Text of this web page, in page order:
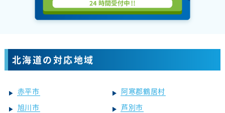
北海道の対応地域
赤平市
阿寒郡鶴居村
旭川市
芦別市